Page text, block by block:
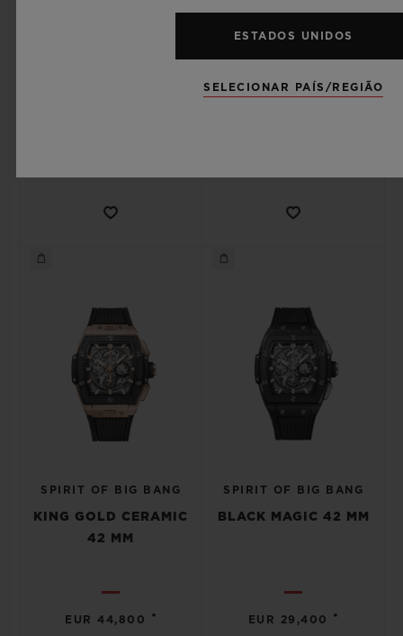
SPIRIT OF BIG BANG
SPIRIT OF BIG BANG
KING GOLD CERAMIC
42 MM
EUR 44,800 •
SPIRIT OF BIG BANG
BLACK MAGIC 42 MM
EUR 29,400 •
ESTADOS UNIDOS
SELECIONAR PAÍS/REGIÃO